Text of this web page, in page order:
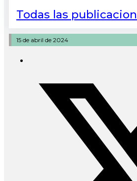
Todas las
15 de abril de 2024